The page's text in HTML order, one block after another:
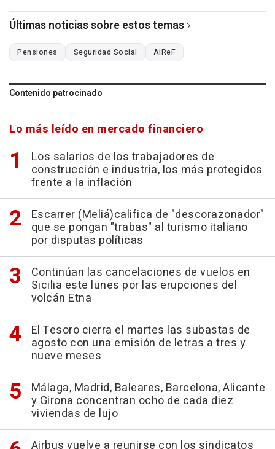
Últimas noticias sobre estos temas
Pensiones Seguridad Social AIReF
Contenido patrocinado
Lo más leído en mercado financiero
Los salarios de los trabajadores de
construcción e industria, los más protegidos
frente a la inflación
Escarrer (Meliá)califica de "descorazonador"
que se pongan "trabas" al turismo italiano
por disputas políticas
Continúan las cancelaciones de vuelos en
Sicilia este lunes por las erupciones del
volcán Etna
El Tesoro cierra el martes las subastas de
agosto con una emisión de letras a tres y
nueve meses
Málaga, Madrid, Baleares, Barcelona, Alicante
y Girona concentran ocho de cada diez
viviendas de lujo